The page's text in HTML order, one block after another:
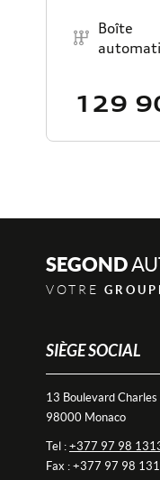
Boîte
129
SEGOND
VOTRE
SIÈGE SOCIAL
13 Boulevard Charles
98000 Monaco
Tel : +377 97 98
Fax : +377 97 98